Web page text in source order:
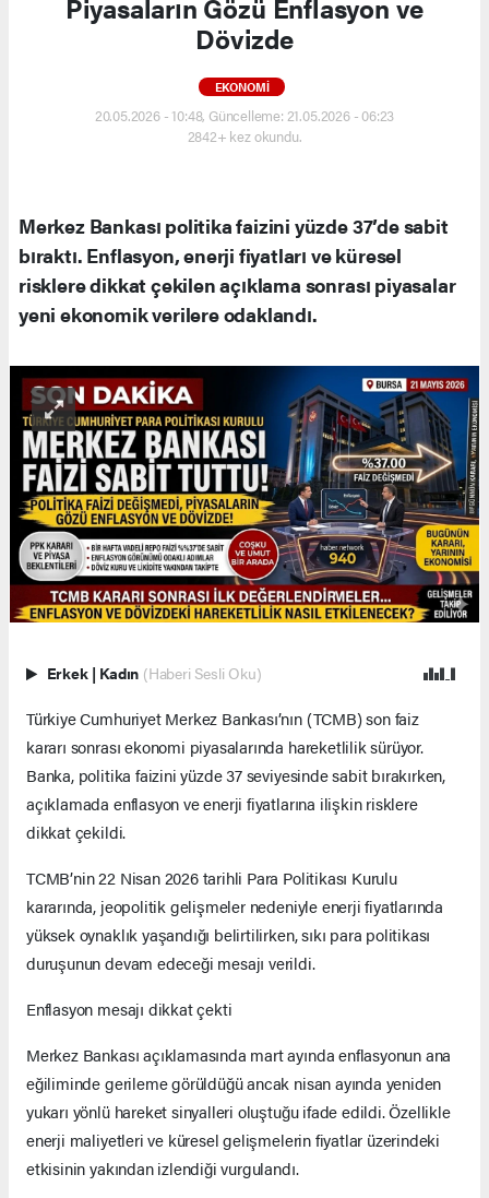
Piyasaların Gözü Enflasyon ve
Dövizde
EKONOMI
20.05.2026 - 10:48, Güncelleme: 21.05.2026 - 06:23
2842+ kez okundu.
Merkez Bankası politika faizini yüzde 37’de sabit
bıraktı. Enflasyon, enerji fiyatları ve küresel
risklere dikkat çekilen açıklama sonrası piyasalar
yeni ekonomik verilere odaklandı.
Erkek | Kadın (Haberi Sesli Oku)
Türkiye Cumhuriyet Merkez Bankası’nın (TCMB) son faiz
kararı sonrası ekonomi piyasalarında hareketlilik sürüyor.
Banka, politika faizini yüzde 37 seviyesinde sabit bırakırken,
açıklamada enflasyon ve enerji fiyatlarına ilişkin risklere
dikkat çekildi.
TCMB’nin 22 Nisan 2026 tarihli Para Politikası Kurulu
kararında, jeopolitik gelişmeler nedeniyle enerji fiyatlarında
yüksek oynaklık yaşandığı belirtilirken, sıkı para politikası
duruşunun devam edeceği mesajı verildi.
Enflasyon mesajı dikkat çekti
Merkez Bankası açıklamasında mart ayında enflasyonun ana
eğiliminde gerileme görüldüğü ancak nisan ayında yeniden
yukarı yönlü hareket sinyalleri oluştuğu ifade edildi. Özellikle
enerji maliyetleri ve küresel gelişmelerin fiyatlar üzerindeki
etkisinin yakından izlendiği vurgulandı.